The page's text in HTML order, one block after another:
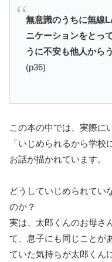
無意識のうちに無線
ニケーションをとっ
うに不安も他人から
(p36)
この本の中では、実際に
「いじめられるから学
お話が描かれています。
どうしていじめられてい
のか？
実は、太郎くんのお母さ
て、息子にも同じことが
ていた気持ちが太郎くん